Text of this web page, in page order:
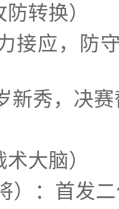
转换）
接应，防
新秀，决
大脑）
）：首发